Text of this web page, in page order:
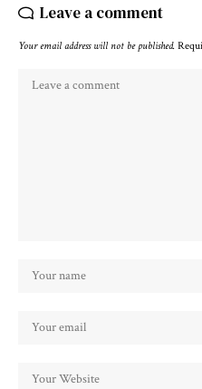
Leave a comment
Your email address will not be published.